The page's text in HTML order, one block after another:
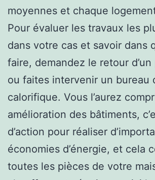
moyennes et chaque
Pour évaluer les travaux les
dans votre cas et savoir dans
faire, demandez le retour
ou faites intervenir un bureau
calorifique. Vous l’aurez
amélioration des bâtiments,
d’action pour réaliser
économies d’énergie, et cela
toutes les pièces de votre